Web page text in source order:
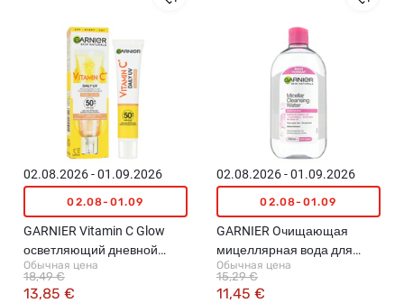
02.08.2026 - 01.09.2026
02.08-01.09
GARNIER Vitamin C Glow
осветляющий дневной
флюид с SPF 50+ для
придания сияния, 40мл
Обычная цена
13,85 €
18,49 €
02.08.2026 - 01.09.2026
02.08-01.09
GARNIER Oчищающая
мицеллярная вода для
лица, 700мл
Обычная цена
11,45 €
15,29 €